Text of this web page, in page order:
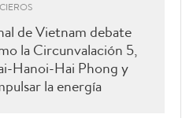
de Vietnam debate
la Circunvalación 5,
Hanoi-Hai Phong y
la energía